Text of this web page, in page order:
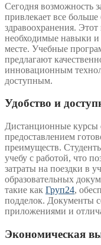
Сегодня возможность
привлекает все
здравоохранения. Этот
необходимые навыки и
месте. Учебные
предлагают
инновационным
доступным.
Удобство и
Дистанционные курсы
предоставлением
преимуществ.
учебу с работой, что
затраты на поездки в
образовательных
такие как Груп24,
подделок. Документы
приложениями и
Экономическая